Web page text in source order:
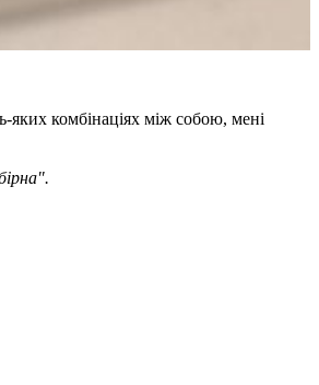
яких комбінаціях між собою, мені